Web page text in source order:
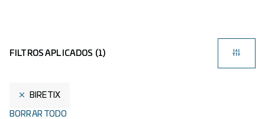
FILTROS APLICADOS (1)
BIRETIX
BORRAR TODO